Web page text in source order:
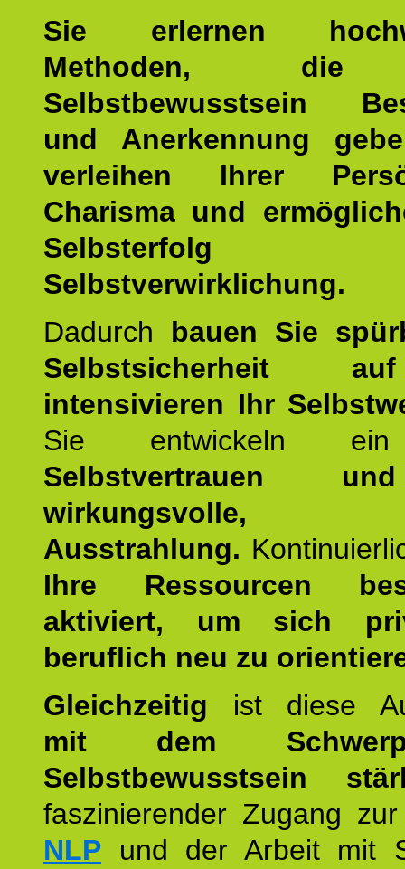
Sie erlernen
Methoden, die
Selbstbewusstsein
und Anerkennung
verleihen Ihrer
Charisma und
Selbstverwirklichung.
Dadurch bauen Sie
Selbstsicherheit
intensivieren Ihr
Sie entwickeln ein
Selbstvertrauen
wirkungsvolle,
Ausstrahlung.
Ihre Ressourcen
aktiviert, um sich
beruflich neu zu
Gleichzeitig ist diese
mit dem
Selbstbewusstsein
faszinierender Zugang
NLP und der Arbeit mit